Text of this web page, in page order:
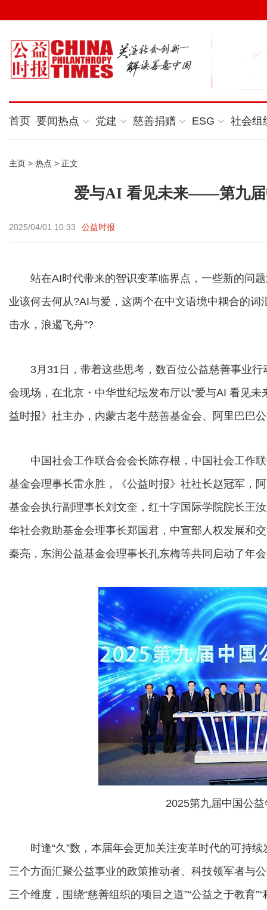
首页 要闻热点 党建 慈善捐赠 ESG 社会组
主页 > 热点 > 正文
爱与AI 看见未来——第九届
2025/04/01 10:33 公益时报
站在AI时代带来的智识变革临界点，一些新的问题
业该何去何从?AI与爱，这两个在中文语境中耦合的
击水，浪遏飞舟”?
3月31日，带着这些思考，数百位公益慈善事业行
会现场，在北京・中华世纪坛发布厅以“爱与AI 看见
益时报》社主办，内蒙古老牛慈善基金会、阿里巴巴
中国社会工作联合会会长陈存根，中国社会工作联
基金会理事长雷永胜，《公益时报》社社长赵冠军，
基金会执行副理事长刘文奎，红十字国际学院院长王
华社会救助基金会理事长郑国君，中宣部人权发展和
秦亮，东润公益基金会理事长孔东梅等共同启动了年
2025第九届中国公
时逢“久”数，本届年会更加关注变革时代的可持续
三个方面汇聚公益事业的政策推动者、科技领军者与
三个维度，围绕“慈善组织的项目之道”“公益之于教育